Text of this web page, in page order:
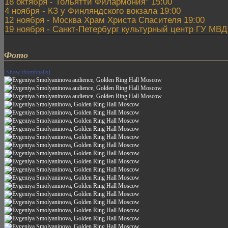
4 ноября - КЗ у Финляндского вокзала 19:00
12 ноября - Москва Храм Христа Спасителя 19:00
19 ноября - Санкт-Петербург культурный центр ГУ
Фото
[Show thumbnails]